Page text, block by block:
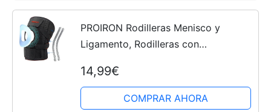
PROIRON Rodilleras Menisco y
Ligamento, Rodilleras con
Almohadillas de Gel de Rótula, para
Artritis, Correr, Deporte, Crossfit,...
14,99€
COMPRAR AHORA